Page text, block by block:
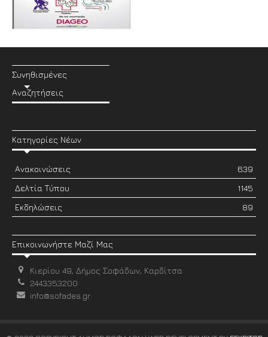
Συνηθισμένες
Αναζητήσεις
Κατηγορίες Νέων
Ανακοινώσεις
639
Δελτία Τύπου
1145
Εκδηλώσεις
89
Επικοινωνήστε Μαζί Μας
Κιερίου 49, Δήμος Σοφάδων, Καρδίτσα
2443353200
info@sofades.gr